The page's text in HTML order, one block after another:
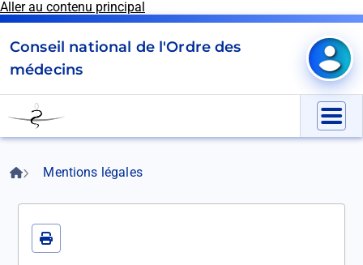
Aller au contenu principal
Menu
to
homepage
Conseil national de l'Ordre des
médecins
Mon
Fil
d'Ariane
AccueilMentions légales
Imprimer
Panneau de gestion des cookies